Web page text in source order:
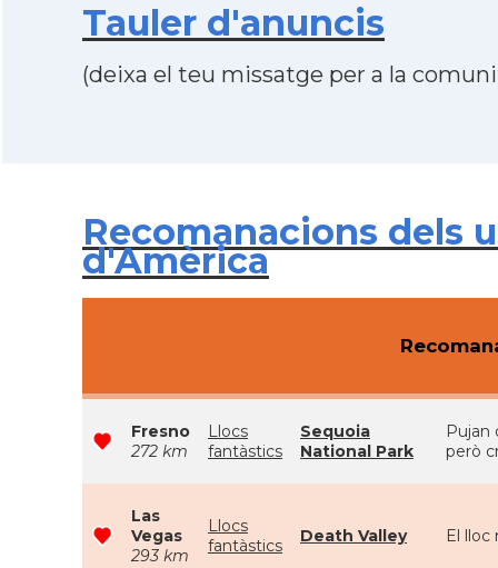
Tauler d'anuncis
(deixa el teu missatge per a la
Recomanacions dels
d'Amèrica
Fresno
272 km
Llocs
fantàstics
Sequoia
National Park
Pujan
però
Las
Vegas
293 km
Llocs
fantàstics
Death Valley El lloc